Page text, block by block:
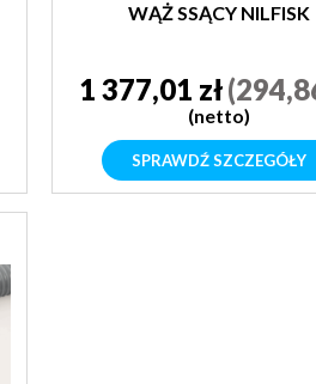
WĄŻ SSĄCY NILFISK
1 377,01 zł
(netto)
SPRAWDŹ SZCZEGÓŁY